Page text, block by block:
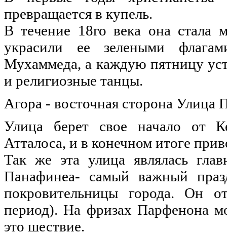
превращается в купель.
В течение 18го века она стала
украсили ее зелеными
Мухаммеда, а каждую пятницу
и религиозные танцы.
Агора - восточная сторона Улица
Улица берет свое начало от
Атталоса, и в конечном итоге
Так же эта улица являлась
Панафинеа- самый важный
покровительницы города. Он
период). На фризах Парфенона
это шествие.